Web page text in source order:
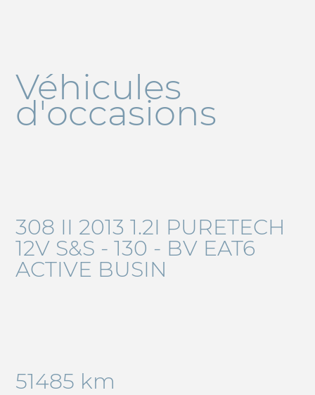
Véhicules
d'occasions
308 II 2013 1.2I PURETECH
12V S&S - 130 - BV EAT6
ACTIVE BUSIN
51485 km